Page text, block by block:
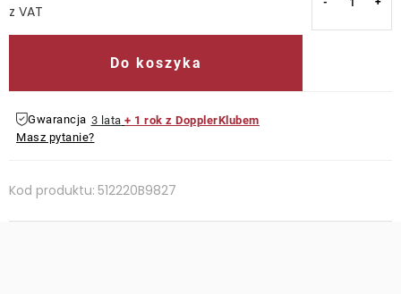
Do koszyka
Gwarancja 3 lata + 1 rok z DopplerKlubem
Masz pytanie?
Kod produktu: 512220B9827